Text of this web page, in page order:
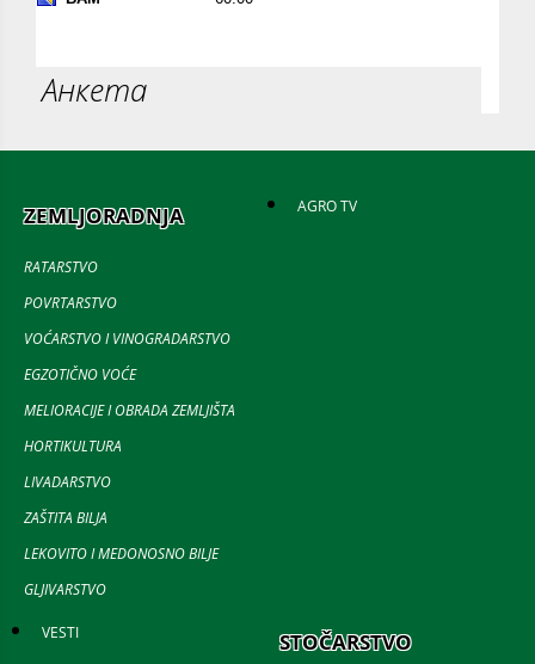
Анкета
ZEMLJORADNJA
RATARSTVO
POVRTARSTVO
VOĆARSTVO I VINOGRADARSTVO
EGZOTIČNO VOĆE
MELIORACIJE I OBRADA ZEMLJIŠTA
HORTIKULTURA
LIVADARSTVO
ZAŠTITA BILJA
LEKOVITO I MEDONOSNO BILJE
GLJIVARSTVO
AGRO TV
VESTI STOČARSTVO